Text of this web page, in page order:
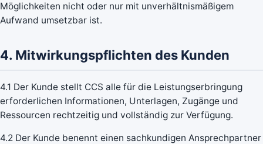
Möglichkeiten nicht oder nur mit unverhältnismäßigem
Aufwand umsetzbar ist.
4. Mitwirkungspflichten des Kunden
4.1 Der Kunde stellt CCS alle für die Leistungserbringung
erforderlichen Informationen, Unterlagen, Zugänge und
Ressourcen rechtzeitig und vollständig zur Verfügung.
4.2 Der Kunde benennt einen sachkundigen Ansprechpartner